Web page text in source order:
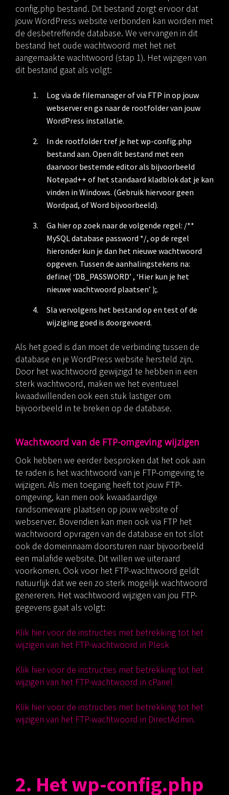
config.php bestand. Dit bestand zorgt ervoor dat
jouw WordPress website verbonden kan worden met
de desbetreffende database. We vervangen in dit
bestand het oude wachtwoord met het net
aangemaakte wachtwoord (stap 1). Het wijzigen van
dit bestand gaat als volgt:
Log via de filemanager of via FTP in op jouw
webserver en ga naar de rootfolder van jouw
WordPress installatie.
In de rootfolder tref je het wp-config.php
bestand aan. Open dit bestand met een
daarvoor bestemde editor als bijvoorbeeld
Notepad++ of het standaard kladblok dat je kan
vinden in Windows. (Gebruik hiervoor geen
Wordpad, of Word bijvoorbeeld).
Ga hier op zoek naar de volgende regel: /**
MySQL database password */, op de regel
hieronder kun je dan het nieuwe wachtwoord
opgeven. Tussen de aanhalingstekens na:
define( ‘DB_PASSWORD’ , ‘Hier kun je het
nieuwe wachtwoord plaatsen’ );.
Sla vervolgens het bestand op en test of de
wijziging goed is doorgevoerd.
Als het goed is dan moet de verbinding tussen de
database en je WordPress website hersteld zijn.
Door het wachtwoord gewijzigd te hebben in een
sterk wachtwoord, maken we het eventueel
kwaadwillenden ook een stuk lastiger om
bijvoorbeeld in te breken op de database.
Wachtwoord van de FTP-omgeving wijzigen
Ook hebben we eerder besproken dat het ook aan
te raden is het wachtwoord van je FTP-omgeving te
wijzigen. Als men toegang heeft tot jouw FTP-
omgeving, kan men ook kwaadaardige
randsomeware plaatsen op jouw website of
webserver. Bovendien kan men ook via FTP het
wachtwoord opvragen van de database en tot slot
ook de domeinnaam doorsturen naar bijvoorbeeld
een malafide website. Dit willen we uiteraard
voorkomen. Ook voor het FTP-wachtwoord geldt
natuurlijk dat we een zo sterk mogelijk wachtwoord
genereren. Het wachtwoord wijzigen van jou FTP-
gegevens gaat als volgt:
Klik hier voor de instructies met betrekking tot het
wijzigen van het FTP-wachtwoord in Plesk
Klik hier voor de instructies met betrekking tot het
wijzigen van het FTP-wachtwoord in cPanel
Klik hier voor de instructies met betrekking tot het
wijzigen van het FTP-wachtwoord in DirectAdmin.
2. Het wp-config.php